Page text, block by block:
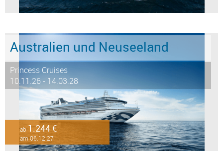
Australien und Neuseeland
Princess Cruises
10.11.26 - 14.03.28
ab 1.244 €
am 06.12.27